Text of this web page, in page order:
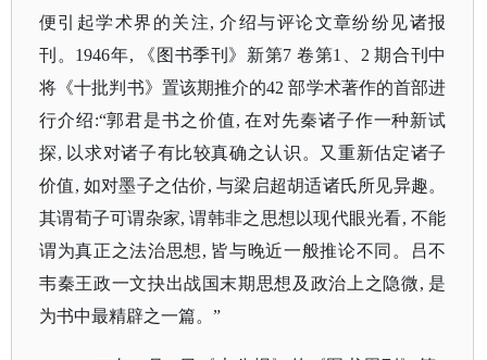
便引起学术界的关注, 介绍与评论文章纷纷见诸报
刊。1946年, 《图书季刊》新第7 卷第1、2 期合刊中
将《十批判书》置该期推介的42 部学术著作的首部进
行介绍:“郭君是书之价值, 在对先秦诸子作一种新试
探, 以求对诸子有比较真确之认识。又重新估定诸子
价值, 如对墨子之估价, 与梁启超胡适诸氏所见异趣。
其谓荀子可谓杂家, 谓韩非之思想以现代眼光看, 不能
谓为真正之法治思想, 皆与晚近一般推论不同。吕不
韦秦王政一文抉出战国末期思想及政治上之隐微, 是
为书中最精辟之一篇。”